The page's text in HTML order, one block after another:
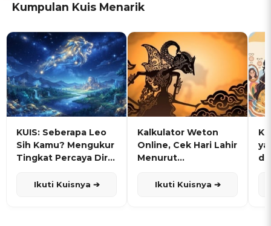
Kumpulan Kuis Menarik
KUIS: Seberapa Leo
Sih Kamu? Mengukur
Tingkat Percaya Diri
Ikuti Kuisnya ➔
Kalkulator Weton
Online, Cek Hari Lahir
Menurut
Ikuti Kuisnya ➔